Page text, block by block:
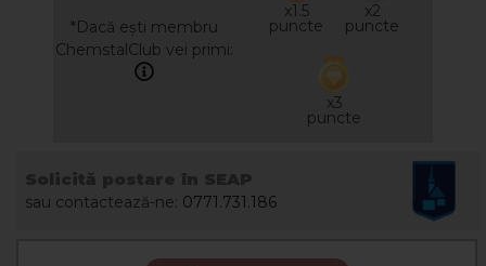
*Dacă ești membru
ChemstalClub vei primi:
x1.5
puncte
x2
puncte
x3
puncte
sau contactează-ne: 0771.731.186